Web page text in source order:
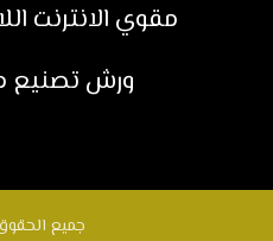
مقوي الانترنت
ورش
جميع